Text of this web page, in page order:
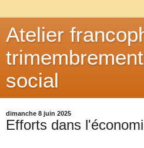
Atelier
social
dimanche 8 juin 2025
Efforts dans